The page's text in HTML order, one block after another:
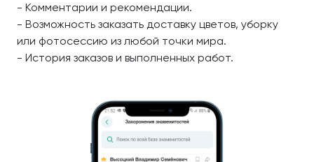
- Комментарии и рекомендации.
- Возможность заказать доставку цветов, уборку
или фотосессию из любой точки мира.
- История заказов и выполненных работ.